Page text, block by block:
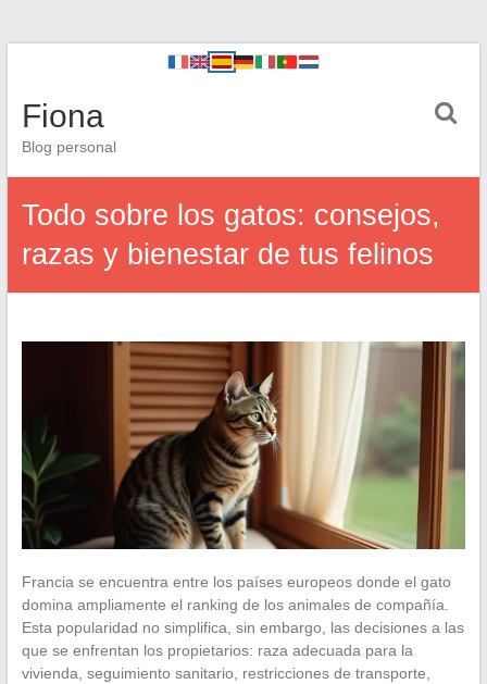
Fiona
Blog personal
Todo sobre los gatos: consejos,
razas y bienestar de tus felinos
Francia se encuentra entre los países europeos donde el gato
domina ampliamente el ranking de los animales de compañía.
Esta popularidad no simplifica, sin embargo, las decisiones a las
que se enfrentan los propietarios: raza adecuada para la
vivienda, seguimiento sanitario, restricciones de transporte,